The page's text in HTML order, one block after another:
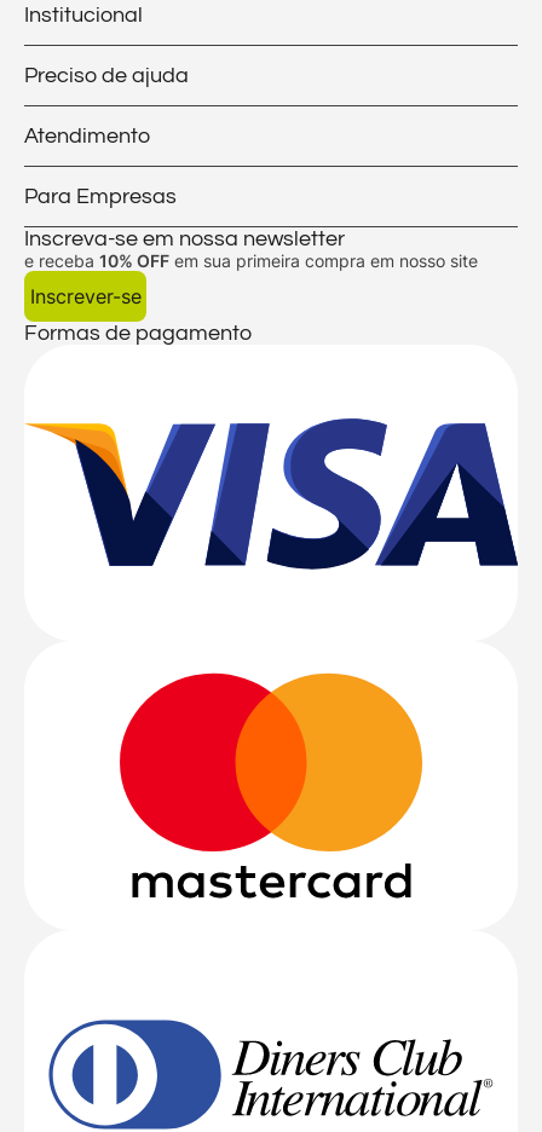
Institucional
Preciso de ajuda
Atendimento
Para Empresas
Inscreva-se em nossa newsletter
e receba 10% OFF em sua primeira compra em nosso site
Inscrever-se
Formas de pagamento